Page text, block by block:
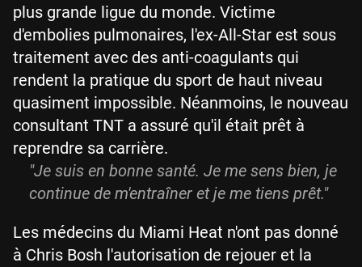
plus grande ligue du monde. Victime
d'embolies pulmonaires, l'ex-All-Star est sous
traitement avec des anti-coagulants qui
rendent la pratique du sport de haut niveau
quasiment impossible. Néanmoins, le nouveau
consultant TNT a assuré qu'il était prêt à
reprendre sa carrière.
"Je suis en bonne santé. Je me sens bien, je
continue de m'entraîner et je me tiens prêt."
Les médecins du Miami Heat n'ont pas donné
à Chris Bosh l'autorisation de rejouer et la